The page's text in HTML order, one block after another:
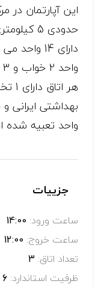
این آپارتمان در
حدودی 5
هر
بهداشتی ایرانی
واحد تعبیه شده
جزییات
ساعت ورود:
ساعت خروج:
تعداد اتاق:
ظرفیت استاندارد: